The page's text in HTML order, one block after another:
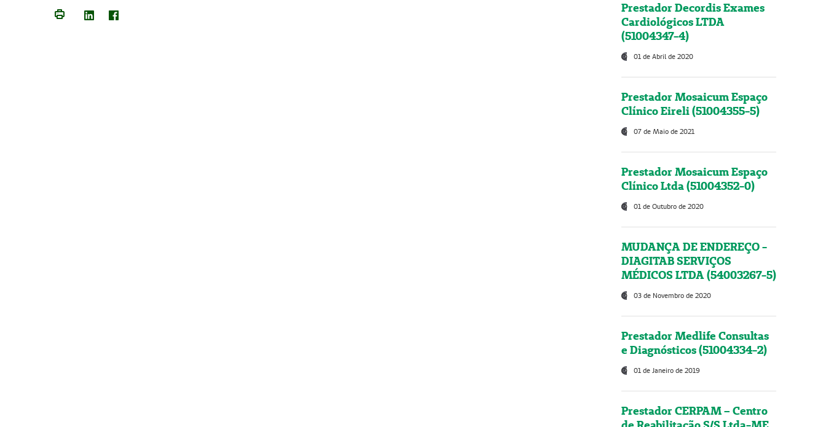
Prestador Decordis Exames
Cardiológicos LTDA
(51004347-4)
01 de Abril de 2020
Prestador Mosaicum Espaço
Clínico Eireli (51004355-5)
07 de Maio de 2021
Prestador Mosaicum Espaço
Clínico Ltda (51004352-0)
01 de Outubro de 2020
MUDANÇA DE ENDEREÇO -
DIAGITAB SERVIÇOS
MÉDICOS LTDA (54003267-5)
03 de Novembro de 2020
Prestador Medlife Consultas
e Diagnósticos (51004334-2)
01 de Janeiro de 2019
Prestador CERPAM – Centro